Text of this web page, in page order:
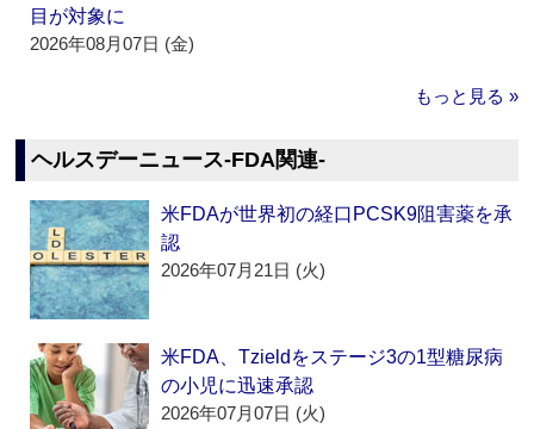
目が対象に
2026年08月07日 (金)
もっと見る »
ヘルスデーニュース‐FDA関連‐
米FDAが世界初の経口PCSK9阻害薬を承
認
2026年07月21日 (火)
米FDA、Tzieldをステージ3の1型糖尿病
の小児に迅速承認
2026年07月07日 (火)